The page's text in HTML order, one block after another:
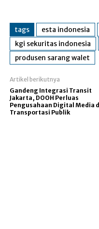
tags esta indonesia
kgi sekuritas indonesia
produsen sarang walet
Artikel berikutnya
Gandeng Integrasi Transit
Jakarta, DOOH Perluas
Pengusahaan Digital Media
Transportasi Publik